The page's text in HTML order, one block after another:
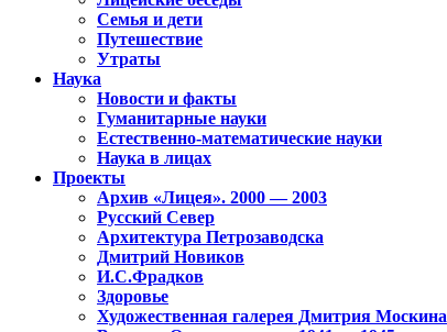
Семья и дети
Путешествие
Утраты
Наука
Новости и факты
Гуманитарные науки
Естественно-математические науки
Наука в лицах
Проекты
Архив «Лицея». 2000 — 2003
Русский Север
Архитектура Петрозаводска
Дмитрий Новиков
И.С.Фрадков
Здоровье
Художественная галерея Дмитрия Москина